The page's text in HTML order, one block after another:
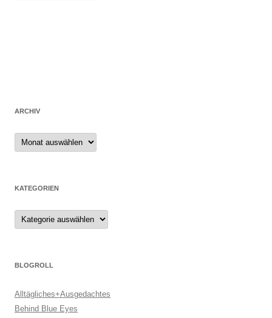
ARCHIV
Archiv
KATEGORIEN
Kategorien
BLOGROLL
Alltägliches+Ausgedachtes
Behind Blue Eyes